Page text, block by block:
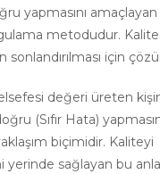
yapmasını
metodudur.
sonlandırılması için
değeri üreten
(Sıfır Hata)
biçimidir. Kaliteyi
yerinde sağlayan bu